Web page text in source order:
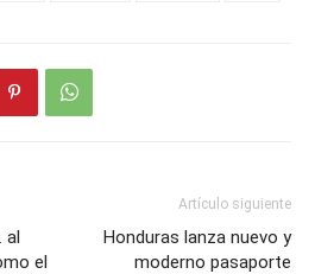
al
el
Artículo siguiente
Honduras lanza nuevo y
moderno pasaporte